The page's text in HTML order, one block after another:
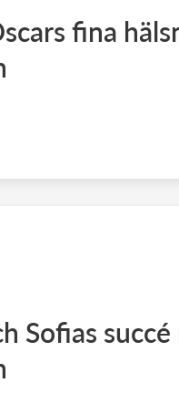
fina
Sofias succé